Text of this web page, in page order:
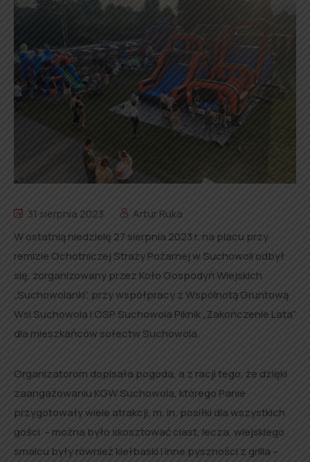
31 sierpnia 2023
Artur Ruka
W ostatnią niedzielę 27 sierpnia 2023 r. na placu przy
remizie Ochotniczej Straży Pożarnej w Suchowoli odbył
się, zorganizowany przez Koło Gospodyń Wiejskich
„Suchowolanki”, przy współpracy z Wspólnotą Gruntową
Wsi Suchowola i OSP Suchowola Piknik „Zakończenie Lata”
dla mieszkańców sołectw Suchowola.
Organizatorom dopisała pogoda, a z racji tego, że dzięki
zaangażowaniu KGW Suchowola, którego Panie
przygotowały wiele atrakcji, m. in. posiłki dla wszystkich
gości – można było skosztować ciast, lecza, wiejskiego
smalcu były również kiełbaski i inne pyszności z grilla –